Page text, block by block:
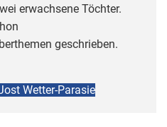
erwachsene Töchter.
geschrieben.
Wetter-Parasie